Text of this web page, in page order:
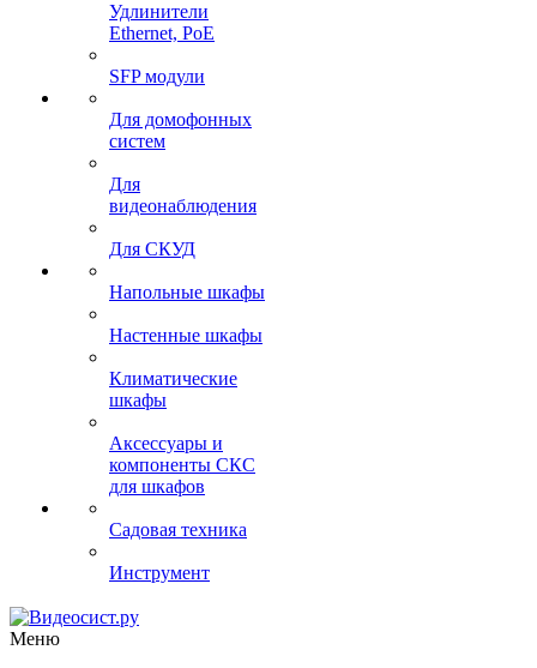
Удлинители
Ethernet, PoE
SFP модули
Для домофонных
систем
Для
видеонаблюдения
Для СКУД
Напольные шкафы
Настенные шкафы
Климатические
шкафы
Аксессуары и
компоненты СКС
для шкафов
Садовая техника
Инструмент
Меню